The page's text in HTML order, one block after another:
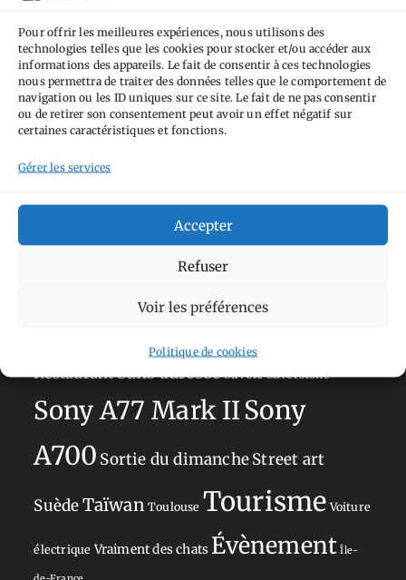
Pour offrir les meilleures expériences, nous utilisons des
technologies telles que les cookies pour stocker et/ou accéder aux
informations des appareils. Le fait de consentir à ces technologies
nous permettra de traiter des données telles que le comportement de
navigation ou les ID uniques sur ce site. Le fait de ne pas consentir
ou de retirer son consentement peut avoir un effet négatif sur
certaines caractéristiques et fonctions.
Gérer les services
Accepter
Refuser
Voir les préférences
Politique de cookies
Tags
AilleursAimez-vous bordel Allemagne
Anti tourisme
Hébergement
La Défense Normandie
Olympus OM-D E-M5
RestaurantSans adresseSavoie Silverstone
Sony A77 Mark IISony
A700 Sortie du dimancheStreet art
SuèdeTaïwan Toulouse Tourisme Voiture
électrique Vraiment des chats Évènement Île-